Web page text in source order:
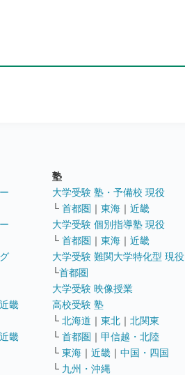
近畿
近畿
塾
大学受験 塾・予備校 現役
└ 首都圏 ｜ 東海 ｜ 近畿
大学受験 個別指導塾 現役
└ 首都圏 ｜ 東海 ｜ 近畿
大学受験 難関大学特化型 現役
└首都圏
大学受験 映像授業
高校受験 塾
└ 北海道 ｜ 東北 ｜ 北関東
└ 首都圏 ｜ 甲信越・北陸
└ 東海 ｜ 近畿 ｜ 中国・四国
└ 九州・沖縄